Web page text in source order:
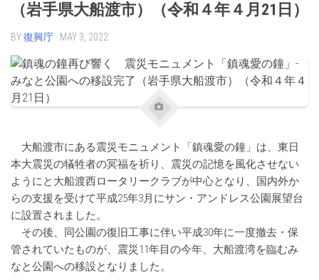
（岩手県大船渡市）（令和４年４月21日）
BY復興庁 · MAY 3, 2022
大船渡市にある震災モニュメント「鎮魂愛の鐘」は、東日
本大震災の犠牲者の冥福を祈り、震災の記憶を風化させない
ようにと大船渡西ロータリークラブが中心となり、国内外か
らの支援を受けて平成25年3月にサン・アンドレス公園展望台
に設置されました。
その後、同公園の復旧工事に伴い平成30年に一度撤去・保
管されていたものが、震災11年目の今年、大船渡湾を臨むみ
なと公園への移設となりました。